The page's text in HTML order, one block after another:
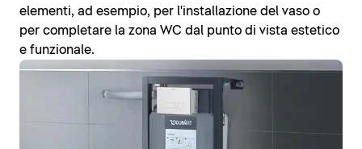
elementi, ad esempio, per l'installazione del vaso o
per completare la zona WC dal punto di vista estetico
e funzionale.